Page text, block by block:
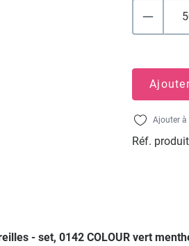
Ajouter à
Réf.
- set, 0142 COLOUR vert